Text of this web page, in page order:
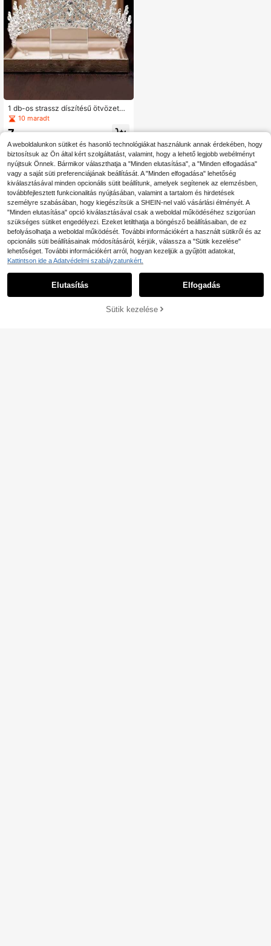
1 db-os strassz díszítésű ötvözetbő
l és kristályüvegből készült menyas
szonyi korona esküvői királyi tiaras
hoz. Valentin-napi kiegészítők
10 maradt
7.31€
KOSÁRBA
A weboldalunkon sütiket és hasonló technológiákat használunk annak érdekében, hogy
biztosítsuk az Ön által kért szolgáltatást, valamint, hogy a lehető legjobb webélményt
nyújtsuk Önnek. Bármikor választhatja a "Minden elutasítása", a "Minden elfogadása"
vagy a saját süti preferenciájának beállítását. A "Minden elfogadása" lehetőség
kiválasztásával minden opcionális sütit beállítunk, amelyek segítenek az elemzésben,
továbbfejlesztett funkcionalitás nyújtásában, valamint a tartalom és hirdetések
személyre szabásában, hogy kiegészítsük a SHEIN-nel való vásárlási élményét. A
"Minden elutasítása" opció kiválasztásával csak a weboldal működéséhez szigorúan
szükséges sütiket engedélyezi. Ezeket letilthatja a böngésző beállításaiban, de ez
befolyásolhatja a weboldal működését. További információkért a használt sütikről és az
opcionális süti beállításainak módosításáról, kérjük, válassza a "Sütik kezelése"
lehetőséget. További információkért arról, hogyan kezeljük a gyűjtött adatokat,
Kattintson ide a Adatvédelmi szabályzatunkért.
Elutasítás Elfogadás
Sütik kezelése